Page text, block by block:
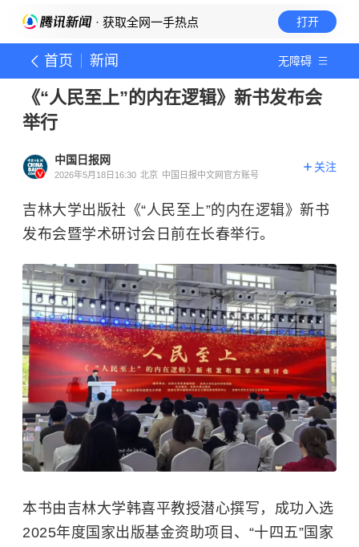
· 获取全网一手热点 打开
首页 新闻 无障碍
《“人民至上”的内在逻辑》新书发布会
举行
中国日报网
2026年5月18日16:30 北京 中国日报中文网官方账号
关注
吉林大学出版社《“人民至上”的内在逻辑》新书
发布会暨学术研讨会日前在长春举行。
本书由吉林大学韩喜平教授潜心撰写，成功入选
2025年度国家出版基金资助项目、“十四五”国家